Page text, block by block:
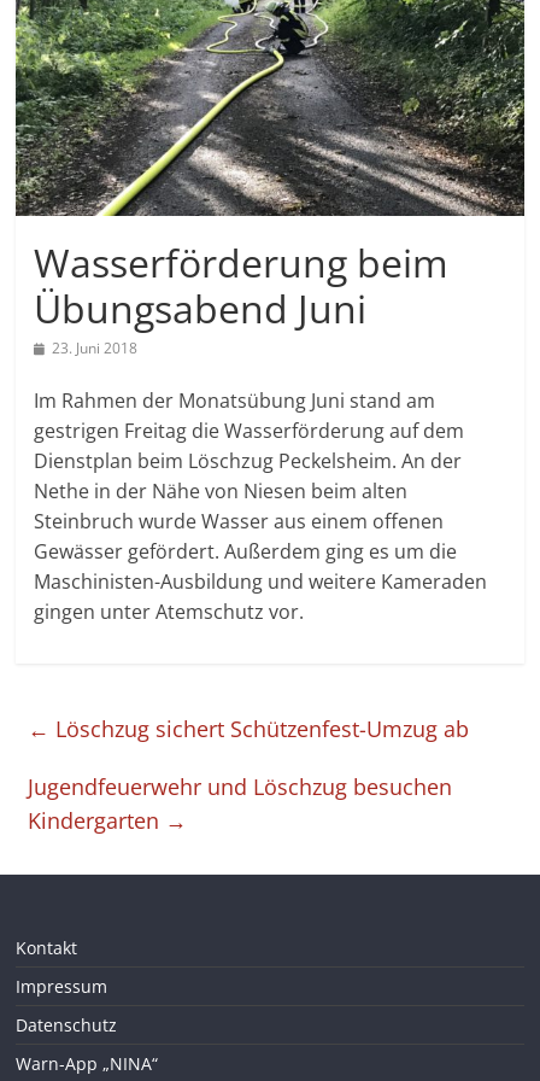
Wasserförderung beim
Übungsabend Juni
23. Juni 2018
Im Rahmen der Monatsübung Juni stand am
gestrigen Freitag die Wasserförderung auf dem
Dienstplan beim Löschzug Peckelsheim. An der
Nethe in der Nähe von Niesen beim alten
Steinbruch wurde Wasser aus einem offenen
Gewässer gefördert. Außerdem ging es um die
Maschinisten-Ausbildung und weitere Kameraden
gingen unter Atemschutz vor.
← Löschzug sichert Schützenfest-Umzug ab
Jugendfeuerwehr und Löschzug besuchen
Kindergarten →
Kontakt
Impressum
Datenschutz
Warn-App „NINA“